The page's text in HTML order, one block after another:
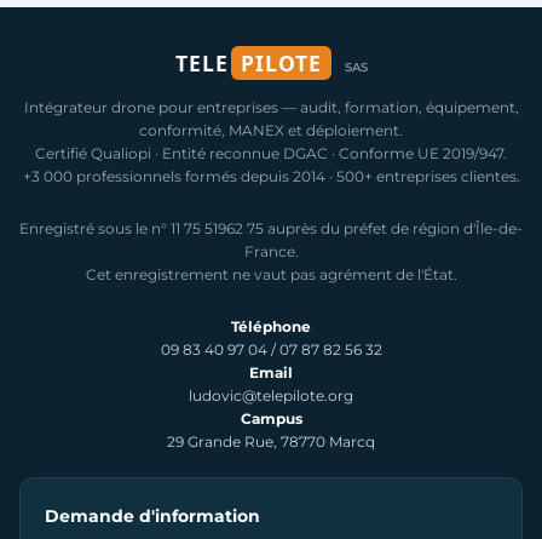
TELE PILOTE SAS
Intégrateur drone pour entreprises — audit, formation, équipement,
conformité, MANEX et déploiement.
Certifié Qualiopi · Entité reconnue DGAC · Conforme UE 2019/947.
+3 000 professionnels formés depuis 2014 · 500+ entreprises clientes.
Enregistré sous le n° 11 75 51962 75 auprès du préfet de région d'Île-de-
France.
Cet enregistrement ne vaut pas agrément de l'État.
Téléphone
09 83 40 97 04 /07 87 82 56 32
Email
ludovic@telepilote.org
Campus
29 Grande Rue, 78770 Marcq
Demande d'information